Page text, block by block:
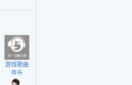
游戏歌曲
音乐